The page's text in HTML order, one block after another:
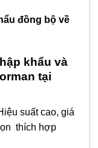
đồng bộ về
khẩu và
tại
suất cao, giá
thích hợp